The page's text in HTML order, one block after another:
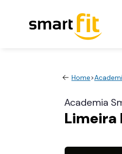
Home>
Academia
Limeira